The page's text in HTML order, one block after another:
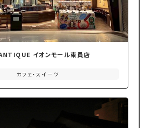
イオンモール東員店
カフェ・スイーツ